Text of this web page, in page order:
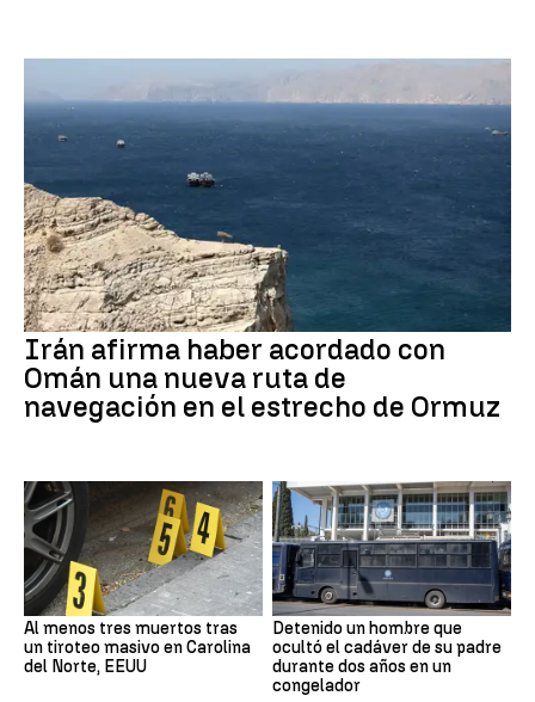
Irán afirma haber acordado con
Omán una nueva ruta de
navegación en el estrecho de Ormuz
Al menos tres muertos tras
un tiroteo masivo en Carolina
del Norte, EEUU
Detenido un hombre que
ocultó el cadáver de su padre
durante dos años en un
congelador